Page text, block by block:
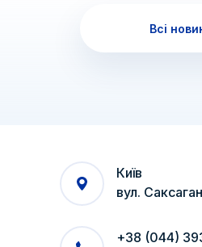
Всі
Київ
вул.
+38 (044)